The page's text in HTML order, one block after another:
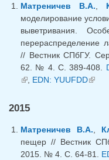
Матреничев В.А.
моделирование
выветривания.
перераспределение
// Вестник СПбГУ.
62. № 4. С. 389-408.
(link is external)
EDN: YUUFDD(link
2015
Матреничев В.А.,
пещер // Вестник
2015. № 4. С. 64-81.